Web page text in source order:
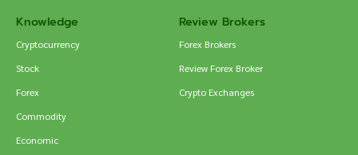
Knowledge
Cryptocurrency
Stock
Forex
Commodity
Economic
Review Brokers
Forex Brokers
Review Forex Broker
Crypto Exchanges